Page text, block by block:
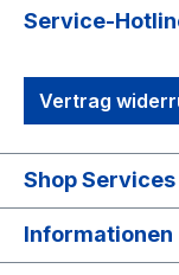
Service-
Vertrag
Shop Services
Informationen